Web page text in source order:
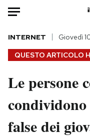
HOME
Italia
Politica
Tecnologia
QUESTO ARTICOLO
INTERNET Giovedì
Le persone
false dei